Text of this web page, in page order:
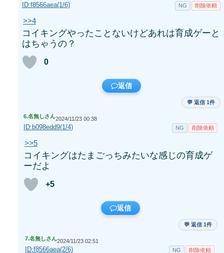
ID:f8566aea(1/6) NG 削除依頼
>>4
コイキングやったことないけどあれは育成ゲーと
はちゃうの？
0
返信
💬 返信 1件
6.名無しさん2024/11/23 00:38
ID:b098edd9(1/4) NG 削除依頼
>>5
コイキングはたまごっちみたいな感じの育成ゲ
ーだよ
+5
返信
💬 返信 1件
7.名無しさん2024/11/23 02:51
ID:f8566aea(2/6) NG 削除依頼